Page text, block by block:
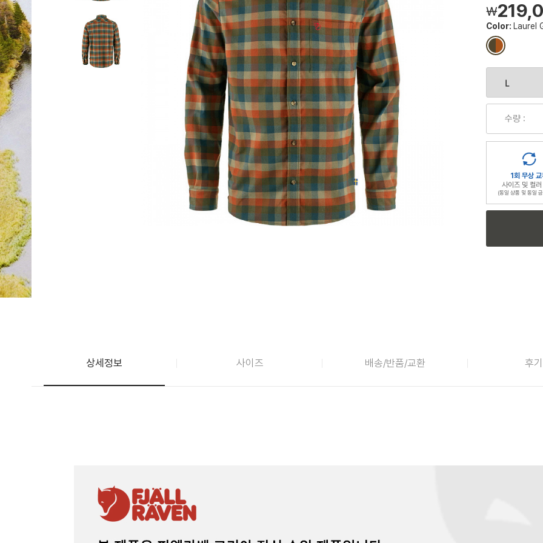
￦
Color: Laurel
컬
칩
수량 :
1회 무상 교
사이즈 및 컬
(동일 상품 및 동일
상세정보 사이즈 배송/반품/교환 후